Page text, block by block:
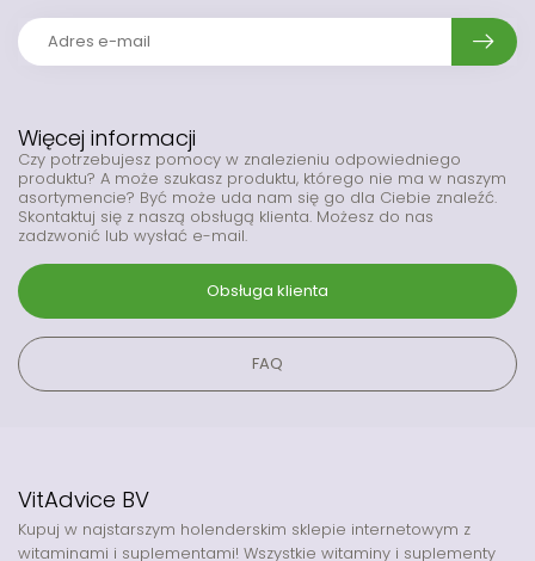
Więcej informacji
Czy potrzebujesz pomocy w znalezieniu odpowiedniego
produktu? A może szukasz produktu, którego nie ma w naszym
asortymencie? Być może uda nam się go dla Ciebie znaleźć.
Skontaktuj się z naszą obsługą klienta. Możesz do nas
zadzwonić lub wysłać e-mail.
Obsługa klienta
FAQ
VitAdvice BV
Kupuj w najstarszym holenderskim sklepie internetowym z
witaminami i suplementami! Wszystkie witaminy i suplementy